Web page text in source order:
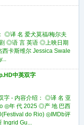
◎译 名 爱犬莫福/梅尔夫
◎语 言 英语 ◎上映日期
卡斯维尔 Jessica Swale
中英双字
字 - 内容介绍： ◎译 名 亚
◎年 代 2025 ◎产 地 巴西
do Rio) ◎IMDb评
Ingrid Gu...